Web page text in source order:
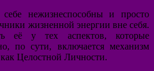
нежизнеспособны и просто
жизненной энергии вне себя.
её у тех аспектов, которые
по сути, включается механизм
Целостной Личности.